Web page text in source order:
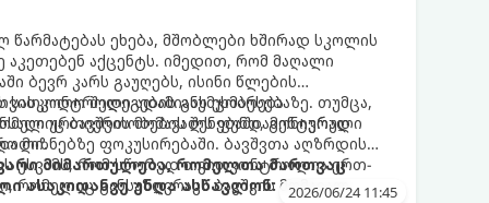
წარმატებას ეხება, მშობლები ხშირად სკოლის
აკეთებენ აქცენტს. იმედით, რომ მაღალი
ბევრ კარს გაუღებს, ისინი წლების
სასკოლო შედეგების გაუმჯობესებაზე. თუმცა,
ბავშვის მომავალს ფუნდამენტურად
ადამიანს ეხმარება
ურთიერთობების შენებაში, გონივრული
მიზნებზე ფოკუსირებაში. ბავშვთა აღზრდის
უსვამს, რომ სწორედ თვითკონტროლია ერთ-
განსაზღვრავს ბავშვის მომავალ
მიმართულება, რომელთა მართვაც
ასაკიდანვე უნდა ასწავლონ:
2026/06/24 11:45